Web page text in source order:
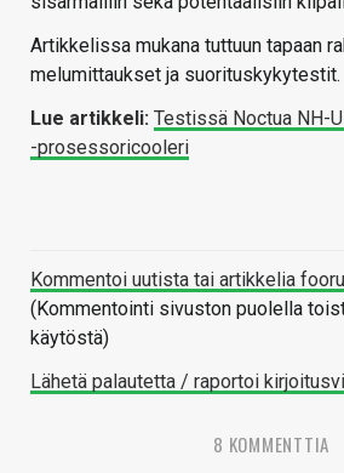
Artikkelissa mukana tuttuun tapaan
melumittaukset ja suorituskykytestit.
Lue artikkeli: Testissä Noctua NH-
-prosessoricooleri
Kommentoi uutista tai artikkelia
(Kommentointi sivuston puolella
käytöstä)
Lähetä palautetta / raportoi
8 KOMMENTTIA